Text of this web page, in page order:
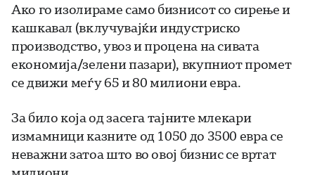
Ако го изолираме само бизнисот со сирење и
кашкавал (вклучувајќи индустриско
производство, увоз и процена на сивата
економија/зелени пазари), вкупниот промет
се движи меѓу 65 и 80 милиони евра.
За било која од засега тајните млекари
измамници казните од 1050 до 3500 евра се
неважни затоа што во овој бизнис се вртат